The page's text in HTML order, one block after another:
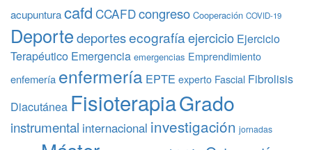
acupunturacafd CCAFDcongreso Cooperación COVID-19
Deportedeportesecografíaejercicio Ejercicio
Terapéutico Emergencia emergencias Emprendimiento
enfemería enfermería EPTE experto Fascial Fibrolisis
Diacutánea FisioterapiaGrado
instrumental internacional investigación jornadas